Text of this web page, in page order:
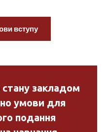
або посвідчення про
вступу
стану закладом